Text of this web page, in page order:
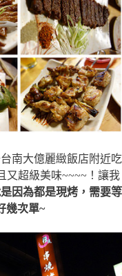
南大億麗緻飯店附近吃
又超級美味~~~~！讓我
因為都是現烤，需要等
幾次單~